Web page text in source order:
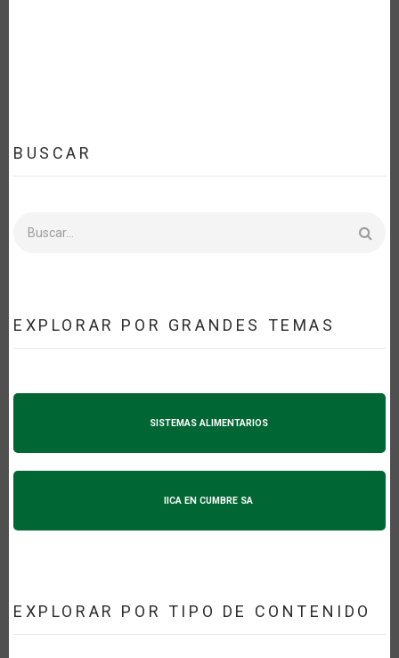
BUSCAR
EXPLORAR POR GRANDES TEMAS
SISTEMAS ALIMENTARIOS
IICA EN CUMBRE SA
EXPLORAR POR TIPO DE CONTENIDO